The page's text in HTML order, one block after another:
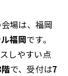
場は、福岡
福岡です。
しやすい点
で、受付は7